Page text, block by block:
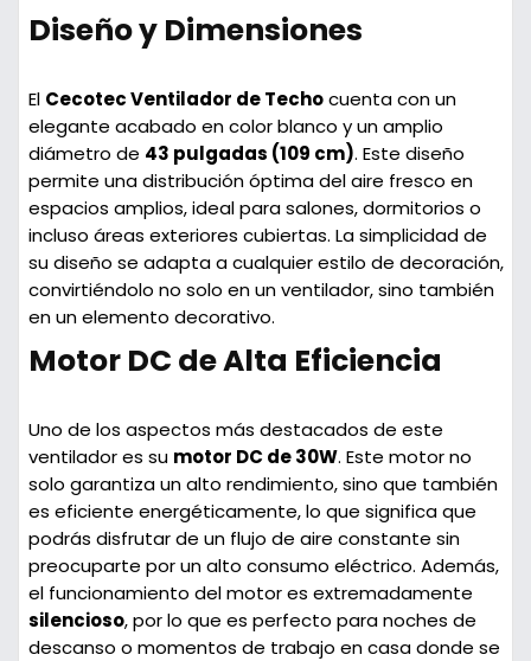
Diseño y Dimensiones
El Cecotec Ventilador de Techocuenta con un
elegante acabado en color blanco y un amplio
diámetro de 43 pulgadas (109 cm). Este diseño
permite una distribución óptima del aire fresco en
espacios amplios, ideal para salones, dormitorios o
incluso áreas exteriores cubiertas. La simplicidad de
su diseño se adapta a cualquier estilo de decoración,
convirtiéndolo no solo en un ventilador, sino también
en un elemento decorativo.
Motor DC de Alta Eficiencia
Uno de los aspectos más destacados de este
ventilador es su motor DC de 30W. Este motor no
solo garantiza un alto rendimiento, sino que también
es eficiente energéticamente, lo que significa que
podrás disfrutar de un flujo de aire constante sin
preocuparte por un alto consumo eléctrico. Además,
el funcionamiento del motor es extremadamente
silencioso, por lo que es perfecto para noches de
descanso o momentos de trabajo en casa donde se